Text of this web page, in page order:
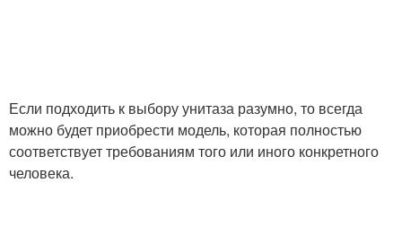
Если подходить к выбору унитаза разумно, то всегда
можно будет приобрести модель, которая полностью
соответствует требованиям того или иного конкретного
человека.